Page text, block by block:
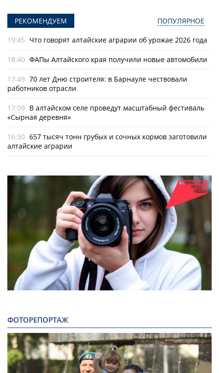
РЕКОМЕНДУЕМ ПОПУЛЯРНОЕ
19:45 Что говорят алтайские аграрии об урожае 2026 года
18:40 ФАПы Алтайского края получили новые автомобили
17:49 70 лет Дню строителя: в Барнауле чествовали
работников отрасли
17:09 В алтайском селе проведут масштабный фестиваль
«Сырная деревня»
16:30 657 тысяч тонн грубых и сочных кормов заготовили
алтайские аграрии
ФОТОРЕПОРТАЖ